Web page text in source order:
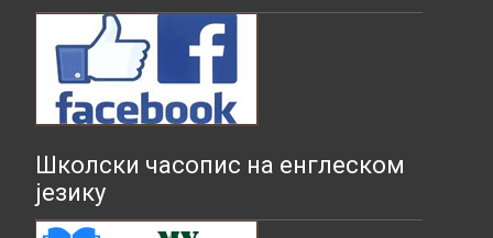
Школски часопис на енглеском
језику